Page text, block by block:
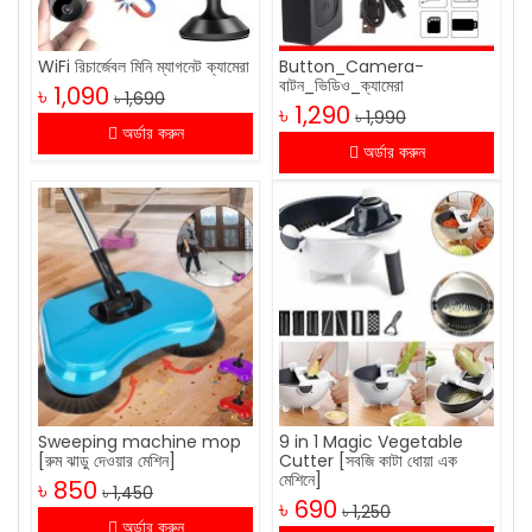
WiFi রিচার্জেবল মিনি ম্যাগনেট ক্যামেরা
৳ 1,090 ৳ 1,690
অর্ডার করুন
Button_Camera-
বাটন_ভিডিও_ক্যামেরা
৳ 1,290 ৳ 1,990
অর্ডার করুন
Sweeping machine mop
[রুম ঝাড়ু দেওয়ার মেশিন]
৳ 850 ৳ 1,450
অর্ডার করুন
9 in 1 Magic Vegetable
Cutter [সবজি কাটা ধোয়া এক
মেশিনে]
৳ 690 ৳ 1,250